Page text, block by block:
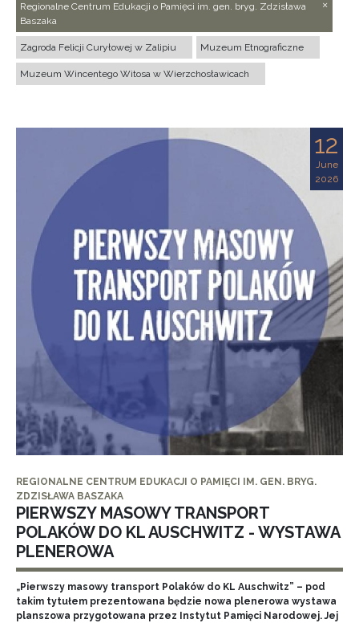
Regionalne Centrum Edukacji o Pamięci im. gen. bryg. Zdzisława
Baszaka
Zagroda Felicji Curyłowej w Zalipiu Muzeum Etnograficzne
Muzeum Wincentego Witosa w Wierzchosławicach
12
June
2026
REGIONALNE CENTRUM EDUKACJI O PAMIĘCI IM. GEN. BRYG.
ZDZISŁAWA BASZAKA
PIERWSZY MASOWY TRANSPORT
POLAKÓW DO KL AUSCHWITZ - WYSTAWA
PLENEROWA
„Pierwszy masowy transport Polaków do KL Auschwitz” – pod
takim tytułem prezentowana będzie nowa plenerowa wystawa
planszowa przygotowana przez Instytut Pamięci Narodowej. Jej